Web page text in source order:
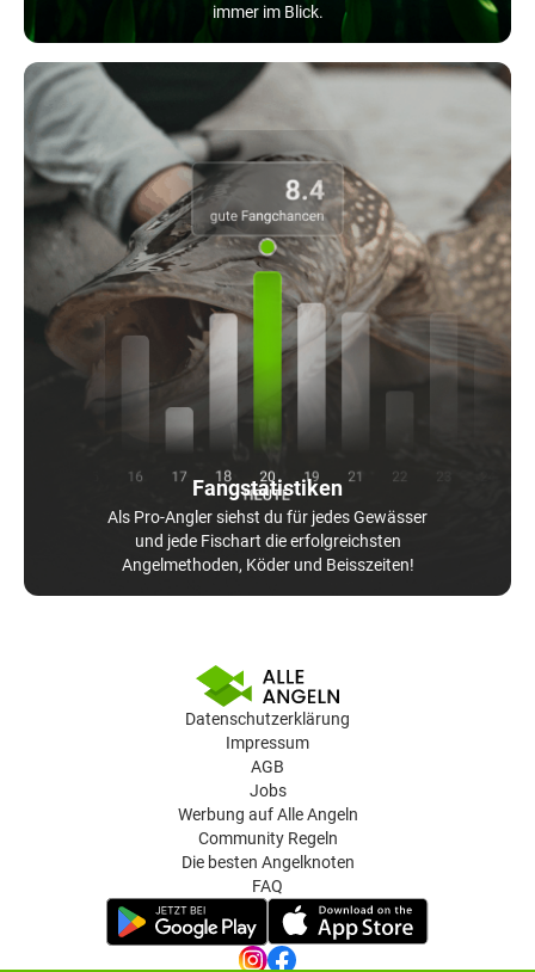
immer im Blick.
Fangstatistiken
Als Pro-Angler siehst du für jedes Gewässer
und jede Fischart die erfolgreichsten
Angelmethoden, Köder und Beisszeiten!
Datenschutzerklärung
Impressum
AGB
Jobs
Werbung auf Alle Angeln
Community Regeln
Die besten Angelknoten
FAQ